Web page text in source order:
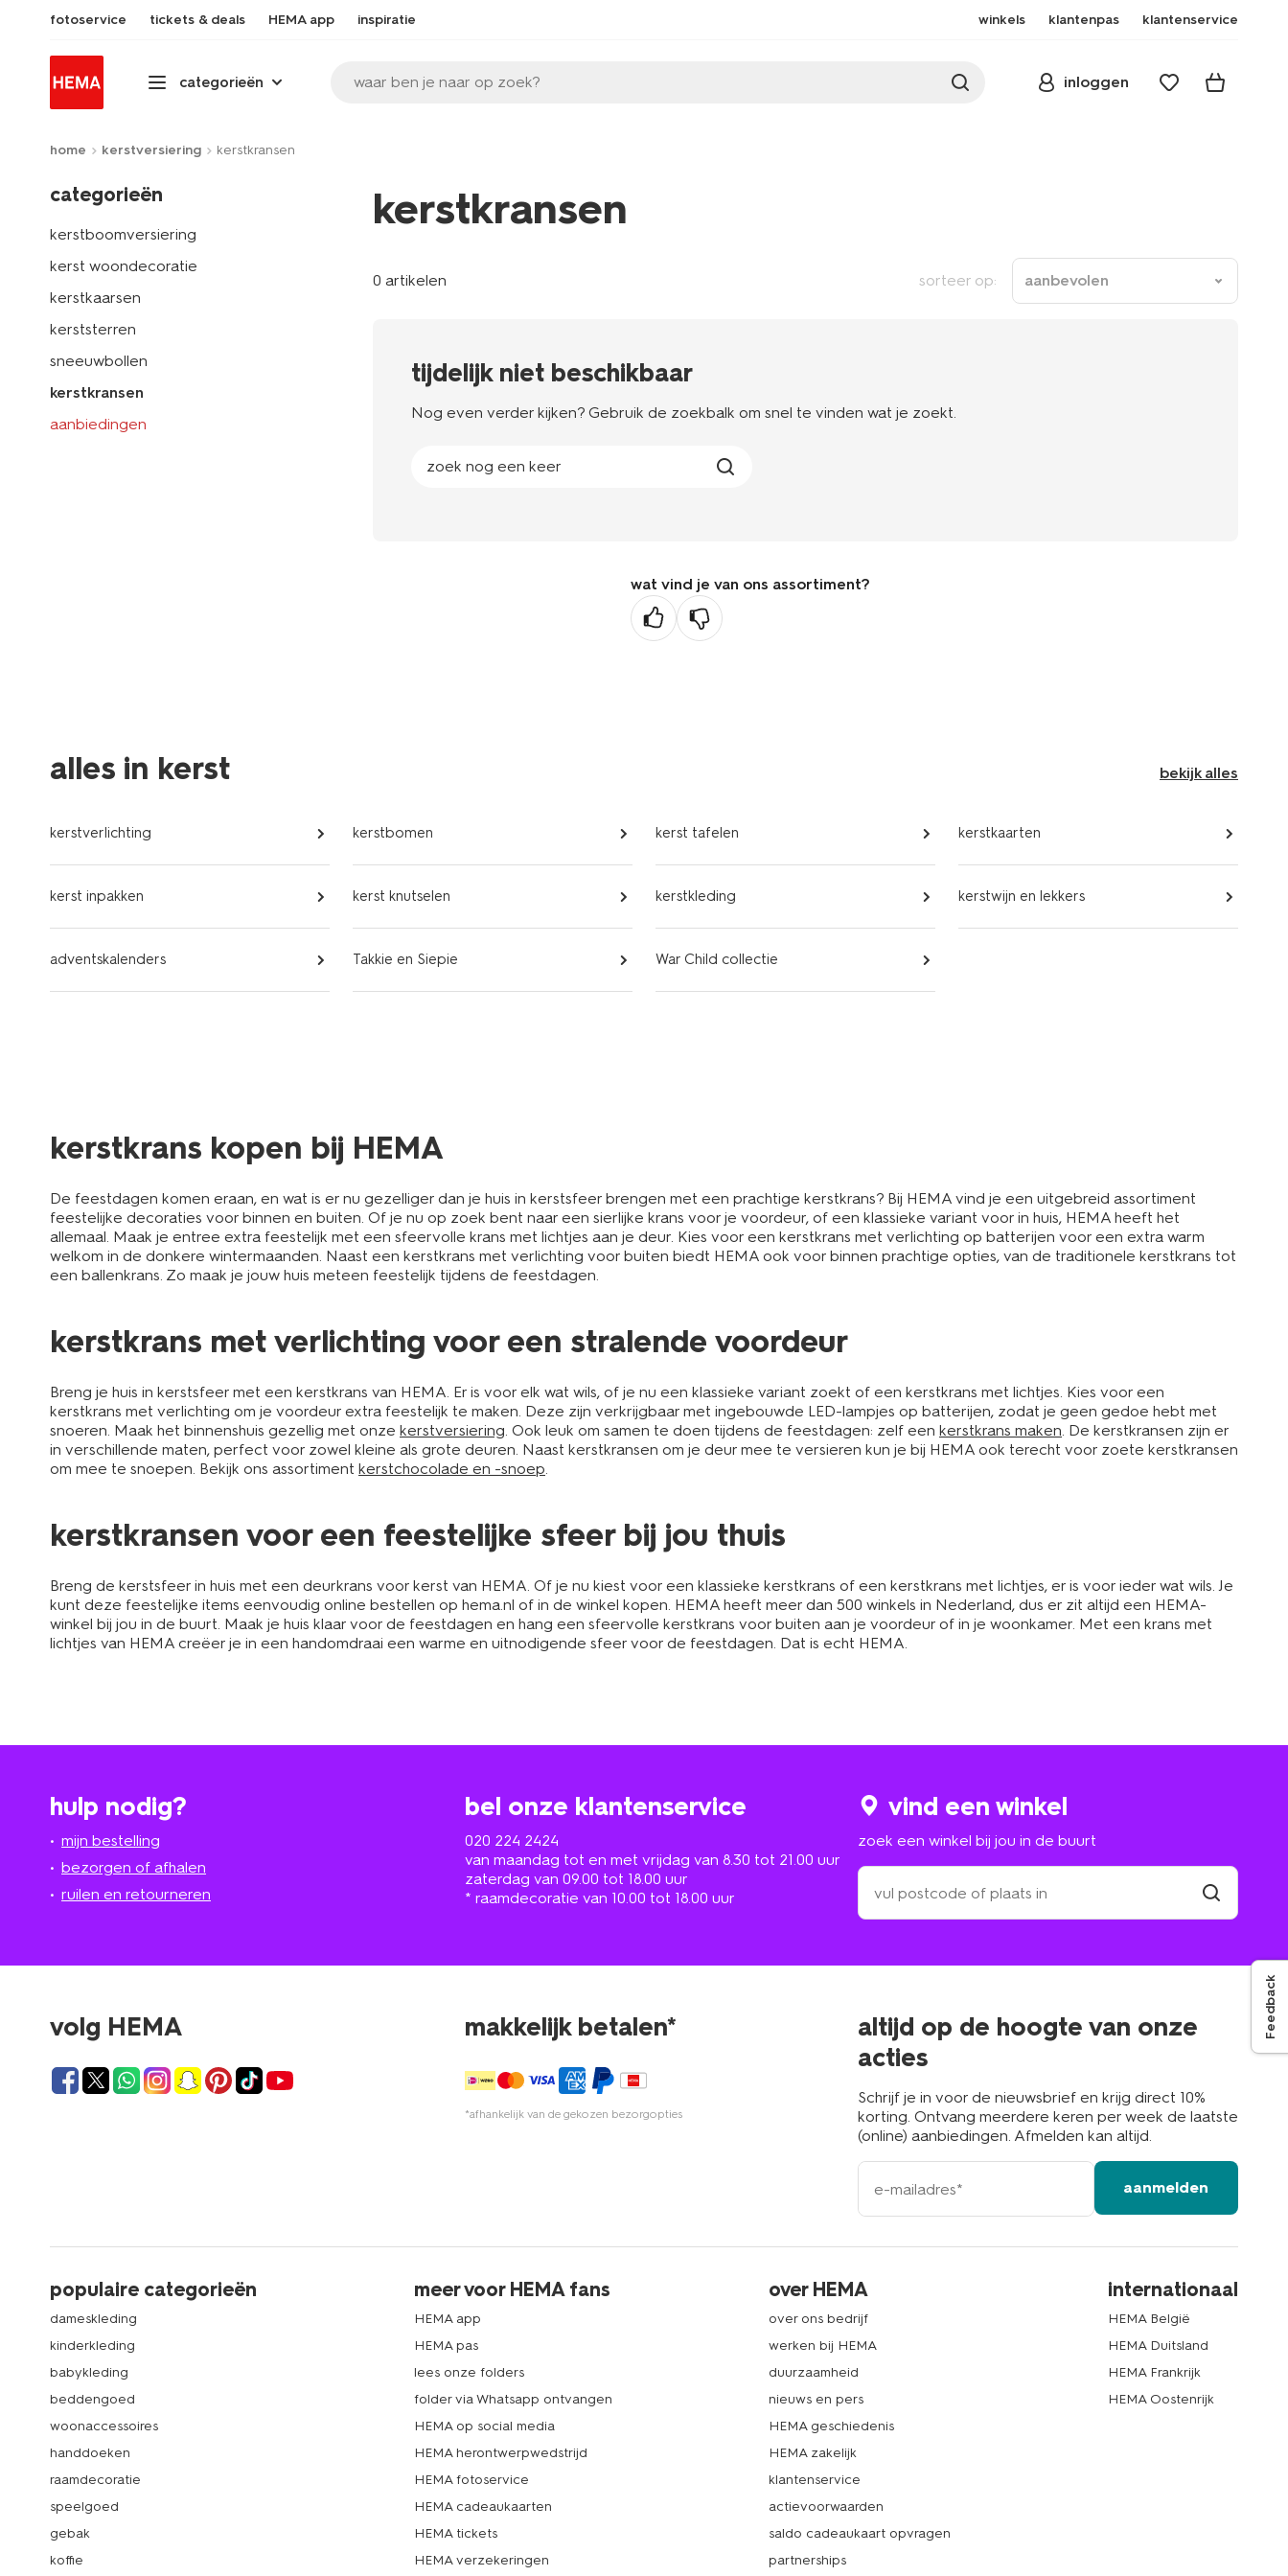
fotoservice tickets & deals HEMA app inspiratie winkels klantenpas klantenservice
categorieën waar ben je naar op zoek? inloggen
home kerstversiering kerstkransen
categorieën
kerstboomversiering
kerst woondecoratie
kerstkaarsen
kerststerren
sneeuwbollen
kerstkransen
aanbiedingen
kerstkransen
0 artikelen sorteer op: aanbevolen
tijdelijk niet beschikbaar
Nog even verder kijken? Gebruik de zoekbalk om snel te vinden wat je zoekt.
zoek nog een keer
wat vind je van ons assortiment?
Feedback
alles in kerst bekijk alles
kerstverlichting kerstbomen kerst tafelen kerstkaarten
kerst inpakken kerst knutselen kerstkleding kerstwijn en lekkers
adventskalenders Takkie en Siepie War Child collectie
kerstkrans kopen bij HEMA
De feestdagen komen eraan, en wat is er nu gezelliger dan je huis in kerstsfeer brengen met een prachtige kerstkrans? Bij HEMA vind je een uitgebreid assortiment
feestelijke decoraties voor binnen en buiten. Of je nu op zoek bent naar een sierlijke krans voor je voordeur, of een klassieke variant voor in huis, HEMA heeft het
allemaal. Maak je entree extra feestelijk met een sfeervolle krans met lichtjes aan je deur. Kies voor een kerstkrans met verlichting op batterijen voor een extra warm
welkom in de donkere wintermaanden. Naast een kerstkrans met verlichting voor buiten biedt HEMA ook voor binnen prachtige opties, van de traditionele kerstkrans tot
een ballenkrans. Zo maak je jouw huis meteen feestelijk tijdens de feestdagen.
kerstkrans met verlichting voor een stralende voordeur
Breng je huis in kerstsfeer met een kerstkrans van HEMA. Er is voor elk wat wils, of je nu een klassieke variant zoekt of een kerstkrans met lichtjes. Kies voor een
kerstkrans met verlichting om je voordeur extra feestelijk te maken. Deze zijn verkrijgbaar met ingebouwde LED-lampjes op batterijen, zodat je geen gedoe hebt met
snoeren. Maak het binnenshuis gezellig met onze kerstversiering. Ook leuk om samen te doen tijdens de feestdagen: zelf een kerstkrans maken. De kerstkransen zijn er
in verschillende maten, perfect voor zowel kleine als grote deuren. Naast kerstkransen om je deur mee te versieren kun je bij HEMA ook terecht voor zoete kerstkransen
om mee te snoepen. Bekijk ons assortiment kerstchocolade en -snoep.
kerstkransen voor een feestelijke sfeer bij jou thuis
Breng de kerstsfeer in huis met een deurkrans voor kerst van HEMA. Of je nu kiest voor een klassieke kerstkrans of een kerstkrans met lichtjes, er is voor ieder wat wils. Je
kunt deze feestelijke items eenvoudig online bestellen op hema.nl of in de winkel kopen. HEMA heeft meer dan 500 winkels in Nederland, dus er zit altijd een HEMA-
winkel bij jou in de buurt. Maak je huis klaar voor de feestdagen en hang een sfeervolle kerstkrans voor buiten aan je voordeur of in je woonkamer. Met een krans met
lichtjes van HEMA creëer je in een handomdraai een warme en uitnodigende sfeer voor de feestdagen. Dat is echt HEMA.
hulp nodig?
mijn bestelling
bezorgen of afhalen
ruilen en retourneren
bel onze klantenservice
020 224 2424
van maandag tot en met vrijdag van 8.30 tot 21.00 uur
zaterdag van 09.00 tot 18.00 uur
* raamdecoratie van 10.00 tot 18.00 uur
vind een winkel
zoek een winkel bij jou in de buurt
zoek
een
winkel
in
volg HEMA makkelijk betalen*
*afhankelijk van de gekozen bezorgopties
altijd op de hoogte van onze
acties
Schrijf je in voor de nieuwsbrief en krijg direct 10%
korting. Ontvang meerdere keren per week de laatste
(online) aanbiedingen. Afmelden kan altijd.
e-
mailadres
aanmelden
populaire categorieën
dameskleding
kinderkleding
babykleding
beddengoed
woonaccessoires
handdoeken
raamdecoratie
speelgoed
gebak
koffie
meer voor HEMA fans
HEMA app
HEMA pas
lees onze folders
folder via Whatsapp ontvangen
HEMA op social media
HEMA herontwerpwedstrijd
HEMA fotoservice
HEMA cadeaukaarten
HEMA tickets
HEMA verzekeringen
over HEMA
over ons bedrijf
werken bij HEMA
duurzaamheid
nieuws en pers
HEMA geschiedenis
HEMA zakelijk
klantenservice
actievoorwaarden
saldo cadeaukaart opvragen
partnerships
internationaal
HEMA België
HEMA Duitsland
HEMA Frankrijk
HEMA Oostenrijk